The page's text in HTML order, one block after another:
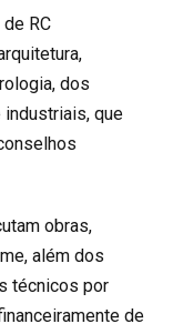
RC
dos
que
obras,
além dos
técnicos por
de